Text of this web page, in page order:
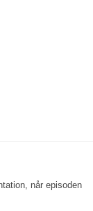
når episoden